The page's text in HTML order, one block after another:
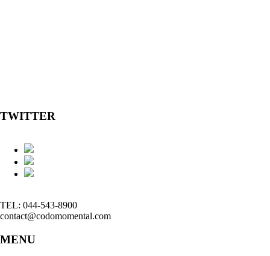
TWITTER
TEL: 044-543-8900
contact@codomomental.com
MENU